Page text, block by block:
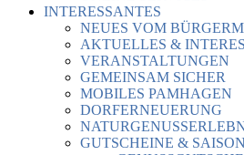
INTERESSANTES
NEUES VOM
AKTUELLES &
VERANSTALTUNGEN
GEMEINSAM SICHER
MOBILES PAMHAGEN
DORFERNEUERUNG
GUTSCHEINE &